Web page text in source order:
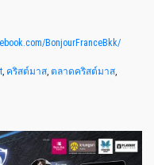
BonjourFranceBkk/
คริสต์มาส ตลาดคริสต์มาส